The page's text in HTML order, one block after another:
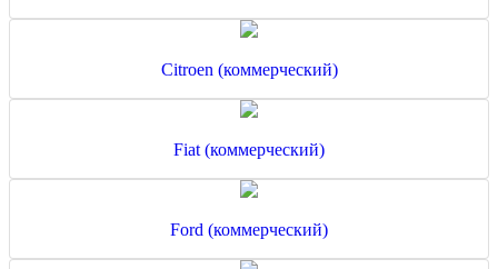
Citroen (коммерческий)
Fiat (коммерческий)
Ford (коммерческий)